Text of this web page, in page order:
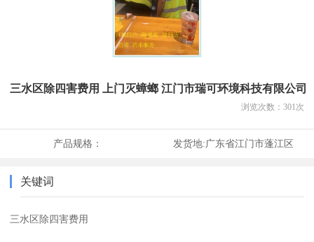
三水区除四害费用 上门灭蟑螂 江门市瑞可环境科技有限公司
浏览次数： 301次
产品规格： 发货地:广东省江门市蓬江区
关键词
三水区除四害费用